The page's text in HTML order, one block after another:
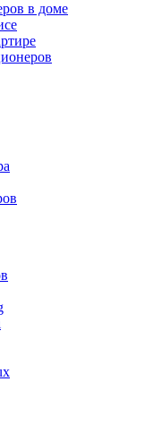
в доме